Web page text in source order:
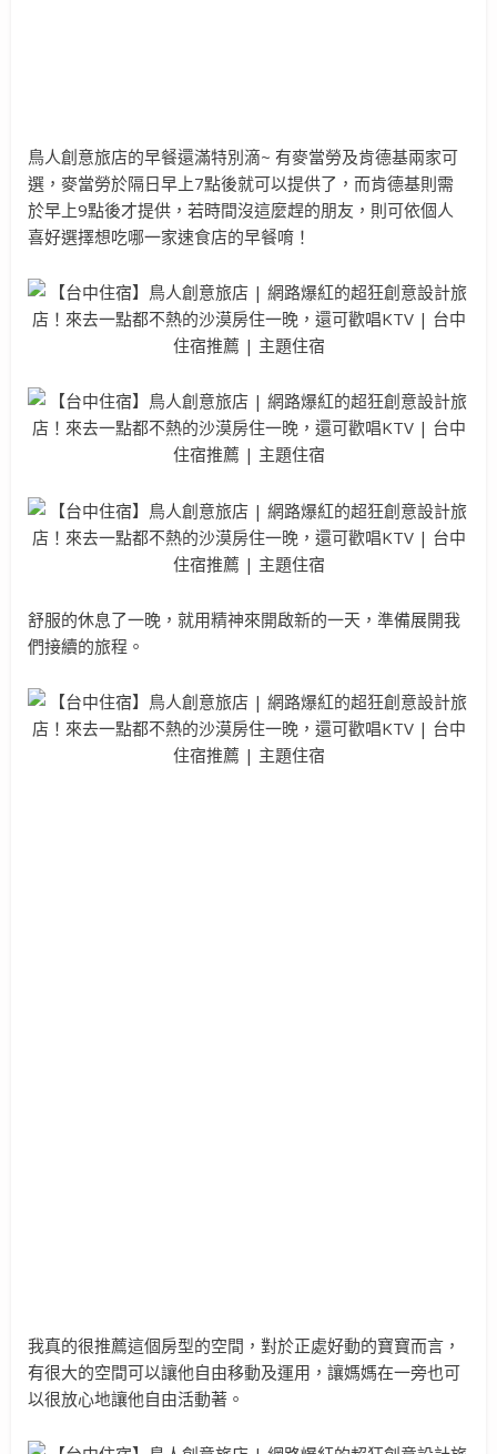
鳥人創意旅店的早餐還滿特別滴~ 有麥當勞及肯德基兩家可
選，麥當勞於隔日早上7點後就可以提供了，而肯德基則需
於早上9點後才提供，若時間沒這麼趕的朋友，則可依個人
喜好選擇想吃哪一家速食店的早餐唷！
舒服的休息了一晚，就用精神來開啟新的一天，準備展開我
們接續的旅程。
我真的很推薦這個房型的空間，對於正處好動的寶寶而言，
有很大的空間可以讓他自由移動及運用，讓媽媽在一旁也可
以很放心地讓他自由活動著。